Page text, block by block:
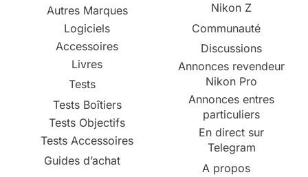
Autres Marques
Logiciels
Accessoires
Livres
Tests
Tests Boîtiers
Tests Objectifs
Tests Accessoires
Guides d’achat
Nikon Z
Communauté
Discussions
Annonces revendeur
Nikon Pro
Annonces entres
particuliers
En direct sur
Telegram
A propos